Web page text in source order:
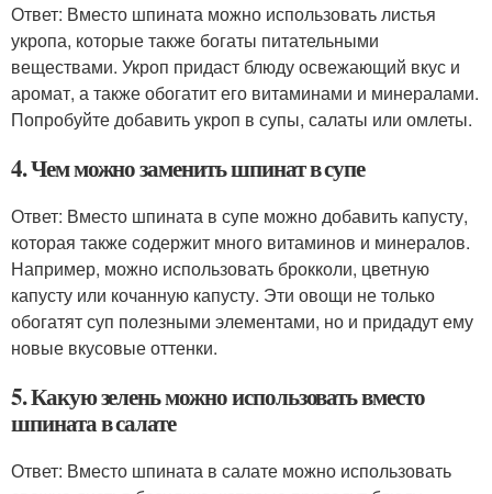
Ответ: Вместо шпината можно использовать листья
укропа, которые также богаты питательными
веществами. Укроп придаст блюду освежающий вкус и
аромат, а также обогатит его витаминами и минералами.
Попробуйте добавить укроп в супы, салаты или омлеты.
4. Чем можно заменить шпинат в супе
Ответ: Вместо шпината в супе можно добавить капусту,
которая также содержит много витаминов и минералов.
Например, можно использовать брокколи, цветную
капусту или кочанную капусту. Эти овощи не только
обогатят суп полезными элементами, но и придадут ему
новые вкусовые оттенки.
5. Какую зелень можно использовать вместо
шпината в салате
Ответ: Вместо шпината в салате можно использовать